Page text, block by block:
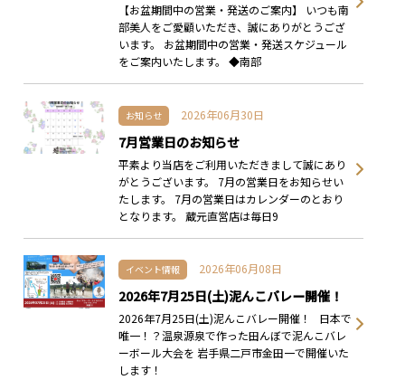
【お盆期間中の営業・発送のご案内】 いつも南
部美人をご愛顧いただき、誠にありがとうござ
います。 お盆期間中の営業・発送スケジュール
をご案内いたします。 ◆南部
お知らせ 2026年06月30日
7月営業日のお知らせ
平素より当店をご利用いただきまして誠にあり
がとうございます。 7月の営業日をお知らせい
たします。 7月の営業日はカレンダーのとおり
となります。 蔵元直営店は毎日9
イベント情報 2026年06月08日
2026年7月25日(土)泥んこバレー開催！
2026年7月25日(土)泥んこバレー開催！ 日本で
唯一！？温泉源泉で作った田んぼで泥んこバレ
ーボール大会を 岩手県二戸市金田一で開催いた
します！